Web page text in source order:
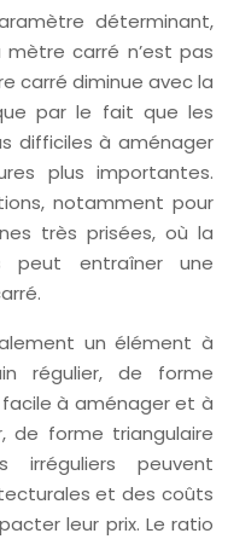
déterminant,
carré n’est pas
carré diminue avec la
par le fait que les
difficiles à aménager
plus importantes.
notamment pour
très prisées, où la
peut entraîner une
un élément à
régulier, de forme
à aménager et à
de forme triangulaire
irréguliers peuvent
et des coûts
leur prix. Le ratio